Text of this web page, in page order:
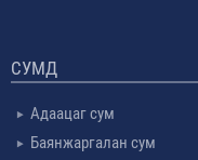
СУМД
Адаацаг сум
Баянжаргалан сум